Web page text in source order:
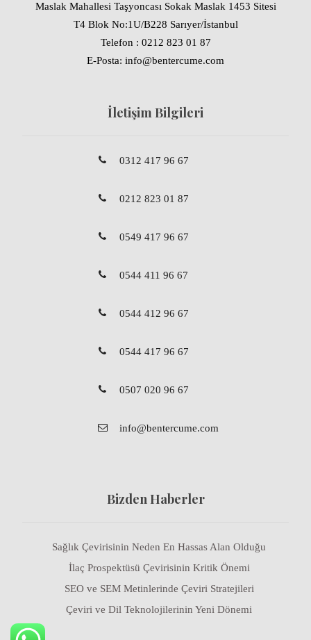
Maslak Mahallesi Taşyoncası Sokak Maslak 1453 Sitesi
T4 Blok No:1U/B228 Sarıyer/İstanbul
Telefon : 0212 823 01 87
E-Posta: info@bentercume.com
İletişim Bilgileri
0312 417 96 67
0212 823 01 87
0549 417 96 67
0544 411 96 67
0544 412 96 67
0544 417 96 67
0507 020 96 67
info@bentercume.com
Bizden Haberler
Sağlık Çevirisinin Neden En Hassas Alan Olduğu
İlaç Prospektüsü Çevirisinin Kritik Önemi
SEO ve SEM Metinlerinde Çeviri Stratejileri
Çeviri ve Dil Teknolojilerinin Yeni Dönemi